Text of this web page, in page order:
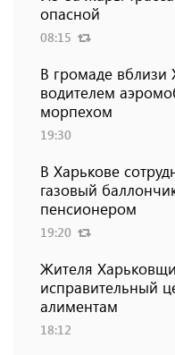
опасной
08:15
В громаде
водителем
морпехом
19:30
В Харькове
газовый
пенсионером
19:20
Жителя
исправительный
алиментам
18:12